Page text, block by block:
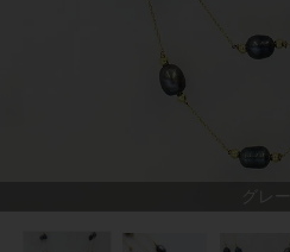
グレー